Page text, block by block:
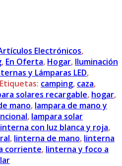
Electrónicos,
, En Oferta, Hogar, Iluminación
y Lámparas LED,
Etiquetas: camping, caza,
solares recargable, hogar,
mano, lampara de mano y
, lampara solar
con luz blanca y roja,
, linterna de mano, linterna
corriente, linterna y foco a